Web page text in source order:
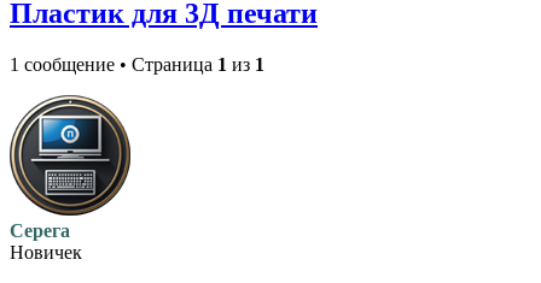
Пластик для 3Д печати
1 сообщение • Страница 1 из 1
Серега
Новичек